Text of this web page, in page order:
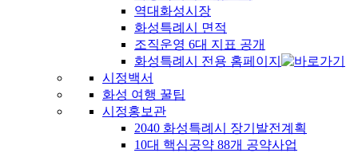
역대화성시장
화성특례시 면적
조직운영 6대 지표 공개
화성특례시 전용 홈페이지
시정백서
화성 여행 꿀팁
시정홍보관
2040 화성특례시 장기발전계획
10대 핵심공약 88개 공약사업